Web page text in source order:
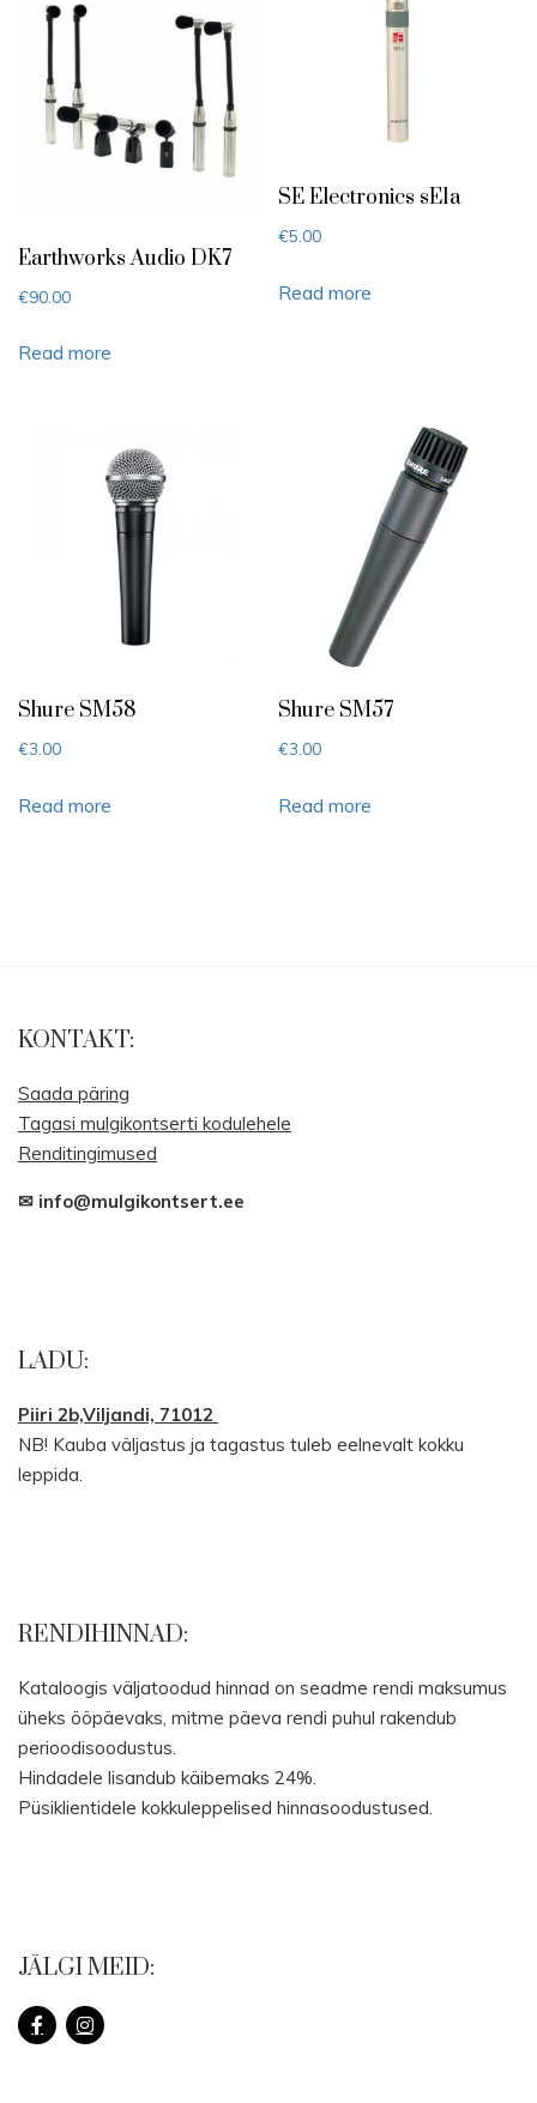
Earthworks Audio DK7
€90.00
Read more
SE Electronics sE1a
€5.00
Read more
Shure SM58
€3.00
Read more
Shure SM57
€3.00
Read more
navigation
KONTAKT:
Saada päring
Tagasi mulgikontserti kodulehele
Renditingimused
✉ info@mulgikontsert.ee
LADU:
Piiri 2b,Viljandi, 71012
NB! Kauba väljastus ja tagastus tuleb eelnevalt kokku
leppida.
RENDIHINNAD:
Kataloogis väljatoodud hinnad on seadme rendi maksumus
üheks ööpäevaks, mitme päeva rendi puhul rakendub
perioodisoodustus.
Hindadele lisandub käibemaks 24%.
Püsiklientidele kokkuleppelised hinnasoodustused.
JÄLGI MEID: